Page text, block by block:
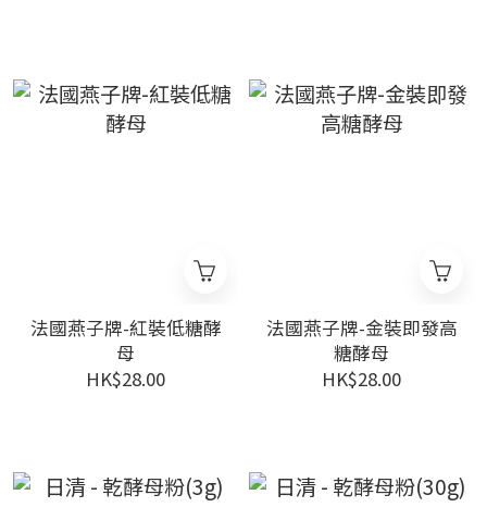
法國燕子牌-紅裝低糖酵
母
HK$28.00
法國燕子牌-金裝即發高
糖酵母
HK$28.00